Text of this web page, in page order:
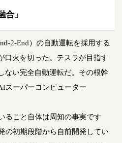
合」
2-End）の自動運転を採用する
口火を切った。テスラが目指す
ない完全自動運転だ。その根幹
スーパーコンピューター
ること自体は周知の事実です
の初期段階から自前開発してい